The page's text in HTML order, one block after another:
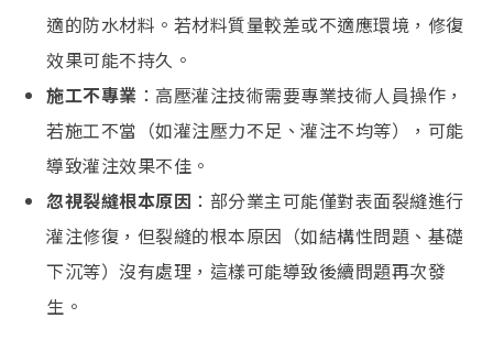
適的防水材料。若材料質量較差或不適應環境，修復
效果可能不持久。
施工不專業 ：高壓灌注技術需要專業技術人員操作，
若施工不當（如灌注壓力不足、灌注不均等），可能
導致灌注效果不佳。
忽視裂縫根本原因 ：部分業主可能僅對表面裂縫進行
灌注修復，但裂縫的根本原因（如結構性問題、基礎
下沉等）沒有處理，這樣可能導致後續問題再次發
生。